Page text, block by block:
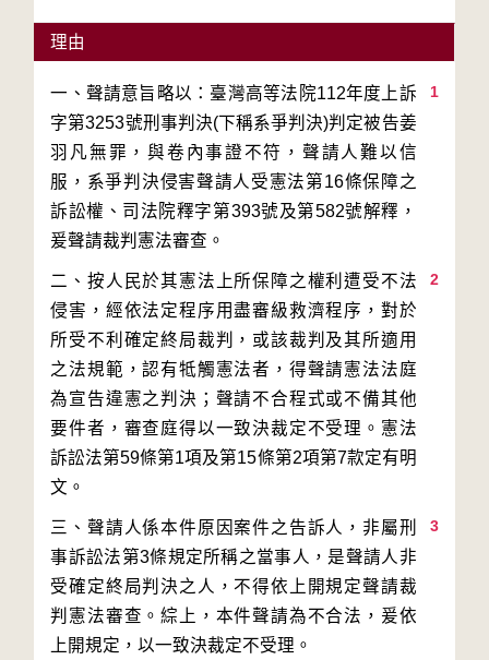
理由
1
一、聲請意旨略以：臺灣高等法院112年度上訴
字第3253號刑事判決(下稱系爭判決)判定被告姜
羽凡無罪，與卷內事證不符，聲請人難以信
服，系爭判決侵害聲請人受憲法第16條保障之
訴訟權、司法院釋字第393號及第582號解釋，
2
二、按人民於其憲法上所保障之權利遭受不法
侵害，經依法定程序用盡審級救濟程序，對於
所受不利確定終局裁判，或該裁判及其所適用
之法規範，認有牴觸憲法者，得聲請憲法法庭
為宣告違憲之判決；聲請不合程式或不備其他
要件者，審查庭得以一致決裁定不受理。憲法
訴訟法第59條第1項及第15條第2項第7款定有明
3
三、聲請人係本件原因案件之告訴人，非屬刑
事訴訟法第3條規定所稱之當事人，是聲請人非
受確定終局判決之人，不得依上開規定聲請裁
判憲法審查。綜上，本件聲請為不合法，爰依
上開規定，以一致決裁定不受理。